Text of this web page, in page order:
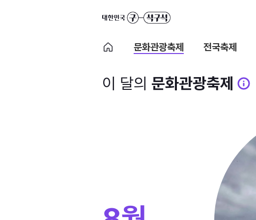
문화관광축제 전국축제
이 달의 문화관광축제